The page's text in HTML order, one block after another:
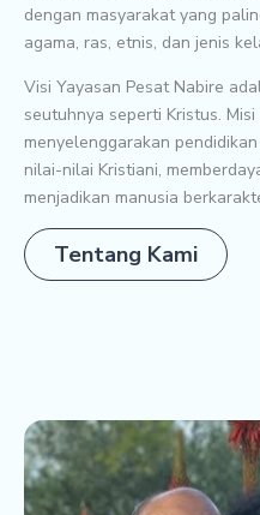
dengan masyarakat yang
agama, ras, etnis, dan jenis
Visi Yayasan Pesat Nabire
seutuhnya seperti Kristus.
menyelenggarakan
nilai-nilai Kristiani,
menjadikan manusia
Tentang Kami